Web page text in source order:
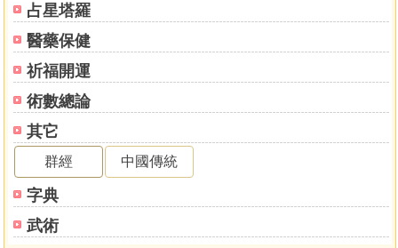
占星塔羅
醫藥保健
祈福開運
術數總論
其它
群經 中國傳統
字典
武術